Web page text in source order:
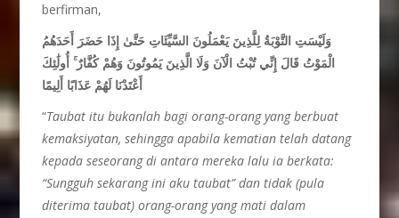
berfirman,
وَلَيْسَتِ التَّوْبَةُ لِلَّذِينَ يَعْمَلُونَ السَّيِّئَاتِ حَتَّىٰ إِذَا حَضَرَ أَحَدَهُمُ
الْمَوْتُ قَالَ إِنِّي تُبْتُ الْآنَ وَلَا الَّذِينَ يَمُوتُونَ وَهُمْ كُفَّارٌ ۚ أُولَٰئِكَ
أَعْتَدْنَا لَهُمْ عَذَابًا أَلِيمًا
“Taubat itu bukanlah bagi orang-orang yang berbuat
kemaksiyatan, sehingga apabila kematian telah datang
kepada seseorang di antara mereka lalu ia berkata:
“Sungguh sekarang ini aku taubat” dan tidak (pula
diterima taubat) orang-orang yang mati dalam